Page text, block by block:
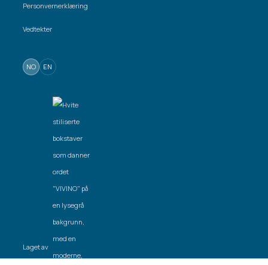
Personvernerklæring
Vedtekter
NO EN
Laget av